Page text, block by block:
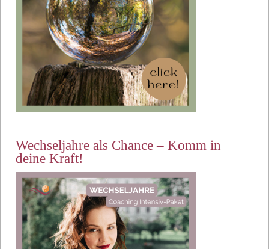
Wechseljahre als Chance – Komm in
deine Kraft!